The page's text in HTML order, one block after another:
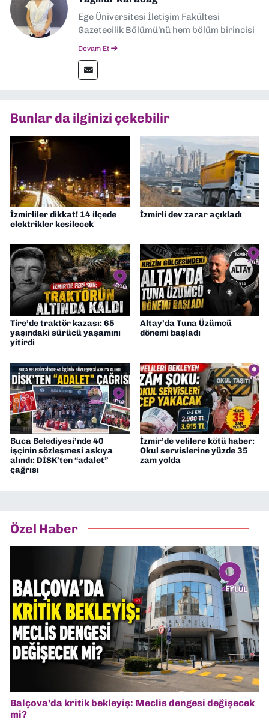
Ege Üniversitesi İletişim Fakültesi
Gazetecilik Bölümü’nü hem bölüm birincisi
hem de fakülte birincisi olarak bitirdim.
İletişim” üzerine yüksek lisans eğitimimi
tamamladım. Halen aynı anabilim dalında
Müdürü” olarak görev almaktayım. Hak
odaklı haberciliğe dair çalışmalar
Devam Et
Bunlar da ilginizi çekebilir
İzmirliler dikkat! 14 ilçede
elektrikler kesilecek
İzmirli dev zarar açıkladı
Tire’de traktör kazası: 65
yaşındaki sürücü yaşamını
yitirdi
Altay’da Tuna Üzümcü
dönemi başladı
Buca Belediyesi’nde 40
işçinin sözleşmesi askıya
alındı: DİSK’ten “adalet”
çağrısı
İzmir’de velilere kötü haber:
Okul servislerine yüzde 35
zam yolda
Özel Haber
Balçova’da kritik bekleyiş: Meclis dengesi değişecek
mi?